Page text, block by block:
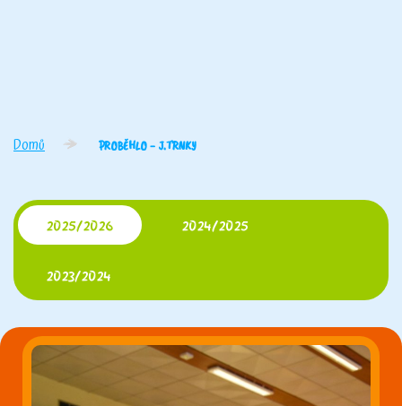
Domů PROBĚHLO - J.TRNKY
2025/2026 2024/2025
2023/2024